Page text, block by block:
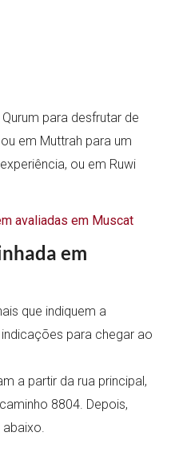
para desfrutar de
em Muttrah para um
ou em Ruwi
avaliadas em Muscat
em
que indiquem a
para chegar ao
a partir da rua principal,
8804. Depois,